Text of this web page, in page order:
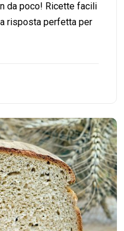
da poco! Ricette facili
risposta perfetta per